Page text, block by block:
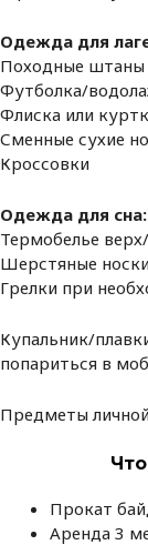
Одежда для
Походные штаны
Футболка/
Флиска или
Сменные сухие
Кроссовки
Одежда для сна:
Термобелье
Шерстяные носки
Грелки при
Купальник/
попариться в
Предметы
Прокат
Аренда 3